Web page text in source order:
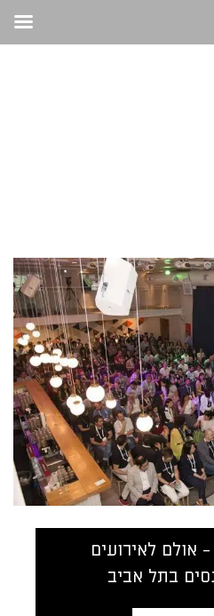
- אולם לאירועים
בתל אביב